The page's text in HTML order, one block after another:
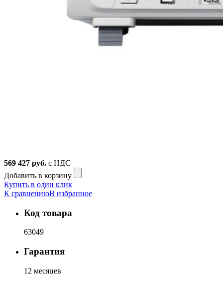
569 427 руб. с НДС
Добавить в корзину
Купить в один клик
К сравнениюВ избранное
Код товара
63049
Гарантия
12 месяцев